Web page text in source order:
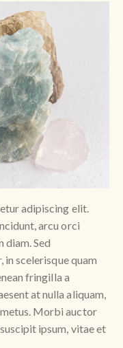
adipiscing elit.
arcu orci
diam. Sed
scelerisque quam
fringilla a
at nulla aliquam,
Morbi auctor
ipsum, vitae et